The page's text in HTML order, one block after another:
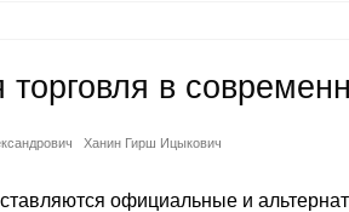
торговля в
Ханин Гирш Ицыкович
официальные и